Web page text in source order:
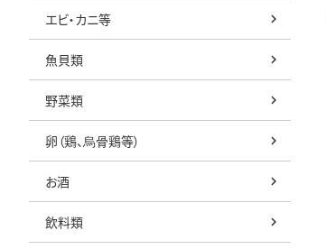
エビ・カニ等
魚貝類
野菜類
卵（鶏、烏骨鶏等）
お酒
飲料類